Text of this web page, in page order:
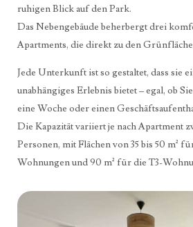
ruhigen Blick auf den Park.
Das Nebengebäude beherbergt drei
Apartments, die direkt zu den
Jede Unterkunft ist so gestaltet, dass sie
unabhängiges Erlebnis bietet – egal, ob
eine Woche oder einen
Die Kapazität variiert je nach Apartment
Personen, mit Flächen von 35 bis 50 m²
Wohnungen und 90 m² für die T3-